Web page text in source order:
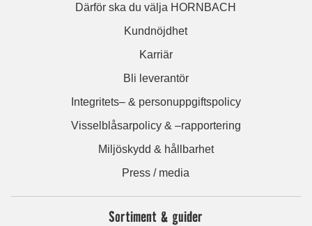
Därför ska du välja HORNBACH
Kundnöjdhet
Karriär
Bli leverantör
Integritets– & personuppgiftspolicy
Visselblåsarpolicy & –rapportering
Miljöskydd & hållbarhet
Press / media
Sortiment & guider